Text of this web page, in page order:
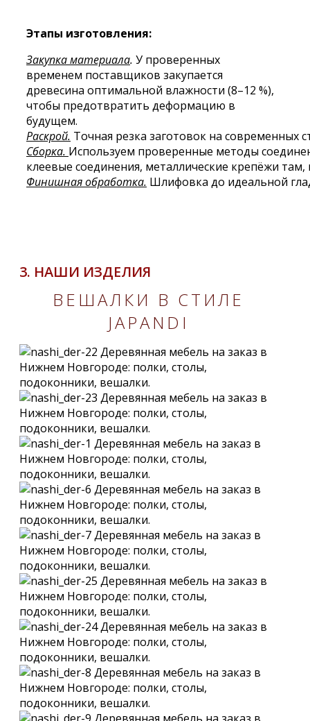
Этапы изготовления:
Закупка материала. У проверенных
временем поставщиков закупается
древесина оптимальной влажности (8–12 %),
чтобы предотвратить деформацию в
будущем.
Раскрой. Точная резка заготовок на современных
Сборка. Используем проверенные методы
клеевые соединения, металлические крепёжи там,
Финишная обработка. Шлифовка до идеальной
3. НАШИ ИЗДЕЛИЯ
ВЕШАЛКИ В СТИЛЕ
JAPANDI